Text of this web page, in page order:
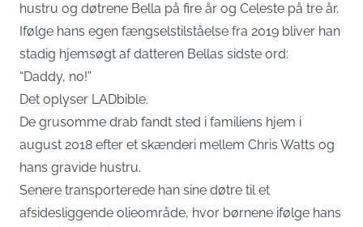
hustru og døtrene Bella på fire år og Celeste på tre år.
Ifølge hans egen fængselstilståelse fra 2019 bliver han
stadig hjemsøgt af datteren Bellas sidste ord:
“Daddy, no!”
Det oplyser LADbible.
De grusomme drab fandt sted i familiens hjem i
august 2018 efter et skænderi mellem Chris Watts og
hans gravide hustru.
Senere transporterede han sine døtre til et
afsidesliggende olieområde, hvor børnene ifølge hans